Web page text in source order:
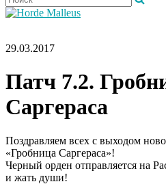
29.03.2017
Патч 7.2.
Саргераса
Поздравляем всех с выходом
«Гробница Саргераса»!
Черный орден отправляется на
и жать души!